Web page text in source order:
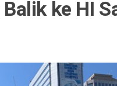
ke HI